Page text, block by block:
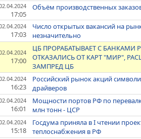
17:05
Объём производственных
17:03
Число открытых вакансий на
незначительно
17:00
ЦБ ПРОРАБАТЫВАЕТ С
ОТКАЗАЛИСЬ ОТ КАРТ "МИР",
ЗАМПРЕД ЦБ
16:23
Российский рынок акций
драйверов
16:01
Мощности портов РФ по
млн тонн - ЦСР
15:18
Госдума приняла в I чтении
теплоснабжения в РФ